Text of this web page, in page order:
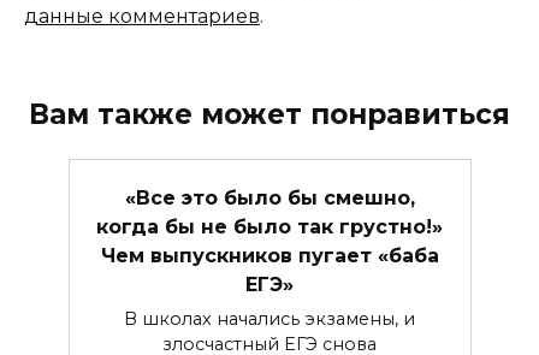
данные комментариев.
Вам также может понравиться
«Все это было бы смешно,
когда бы не было так грустно!»
Чем выпускников пугает «баба
ЕГЭ»
В школах начались экзамены, и
злосчастный ЕГЭ снова